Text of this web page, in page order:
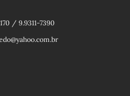
/ 9.9311-7390